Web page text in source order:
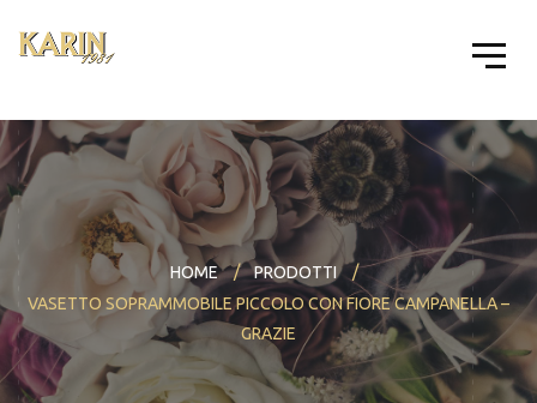
HOME
PRODOTTI
VASETTO SOPRAMMOBILE PICCOLO CON FIORE CAMPANELLA –
GRAZIE